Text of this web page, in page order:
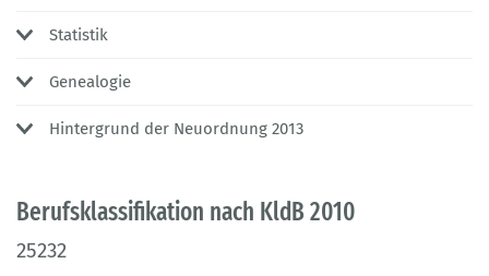
Statistik
Genealogie
Hintergrund der Neuordnung 2013
Berufsklassifikation nach KldB 2010
25232